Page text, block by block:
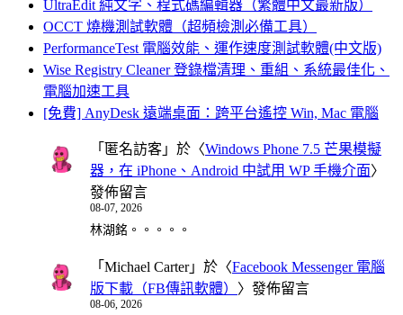
UltraEdit 純文字、程式碼編輯器（繁體中文最新版）
OCCT 燒機測試軟體（超頻檢測必備工具）
PerformanceTest 電腦效能、運作速度測試軟體(中文版)
Wise Registry Cleaner 登錄檔清理、重組、系統最佳化、
電腦加速工具
[免費] AnyDesk 遠端桌面：跨平台遙控 Win, Mac 電腦
「 匿名訪客 」於〈Windows Phone 7.5 芒果模擬
器，在 iPhone、Android 中試用 WP 手機介面〉
發佈留言
08-07, 2026
林湖銘。。。。。
「 Michael Carter」於〈Facebook Messenger 電腦
版下載（FB傳訊軟體） 〉發佈留言
08-06, 2026